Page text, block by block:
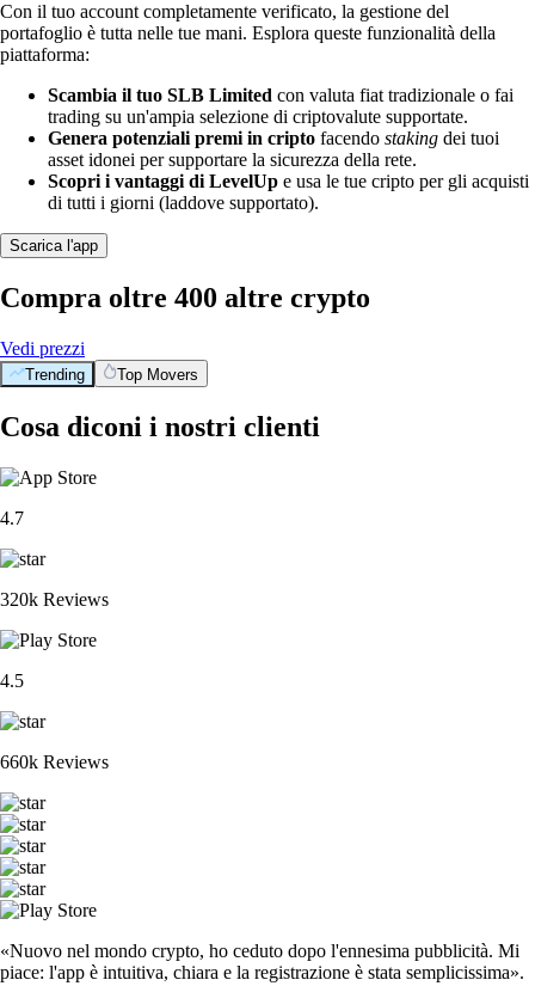
Con il tuo account completamente verificato, la gestione del
portafoglio è tutta nelle tue mani. Esplora queste funzionalità della
piattaforma:
Scambia il tuo SLB Limited con valuta fiat tradizionale o fai
trading su un'ampia selezione di criptovalute supportate.
Genera potenziali premi in cripto facendo staking dei tuoi
asset idonei per supportare la sicurezza della rete.
Scopri i vantaggi di LevelUp e usa le tue cripto per gli acquisti
di tutti i giorni (laddove supportato).
Scarica l'app
Compra oltre 400 altre crypto
Vedi prezzi
Trending Top Movers
Cosa diconi i nostri clienti
4.7
320k Reviews
4.5
660k Reviews
«Nuovo nel mondo crypto, ho ceduto dopo l'ennesima pubblicità. Mi
piace: l'app è intuitiva, chiara e la registrazione è stata semplicissima».